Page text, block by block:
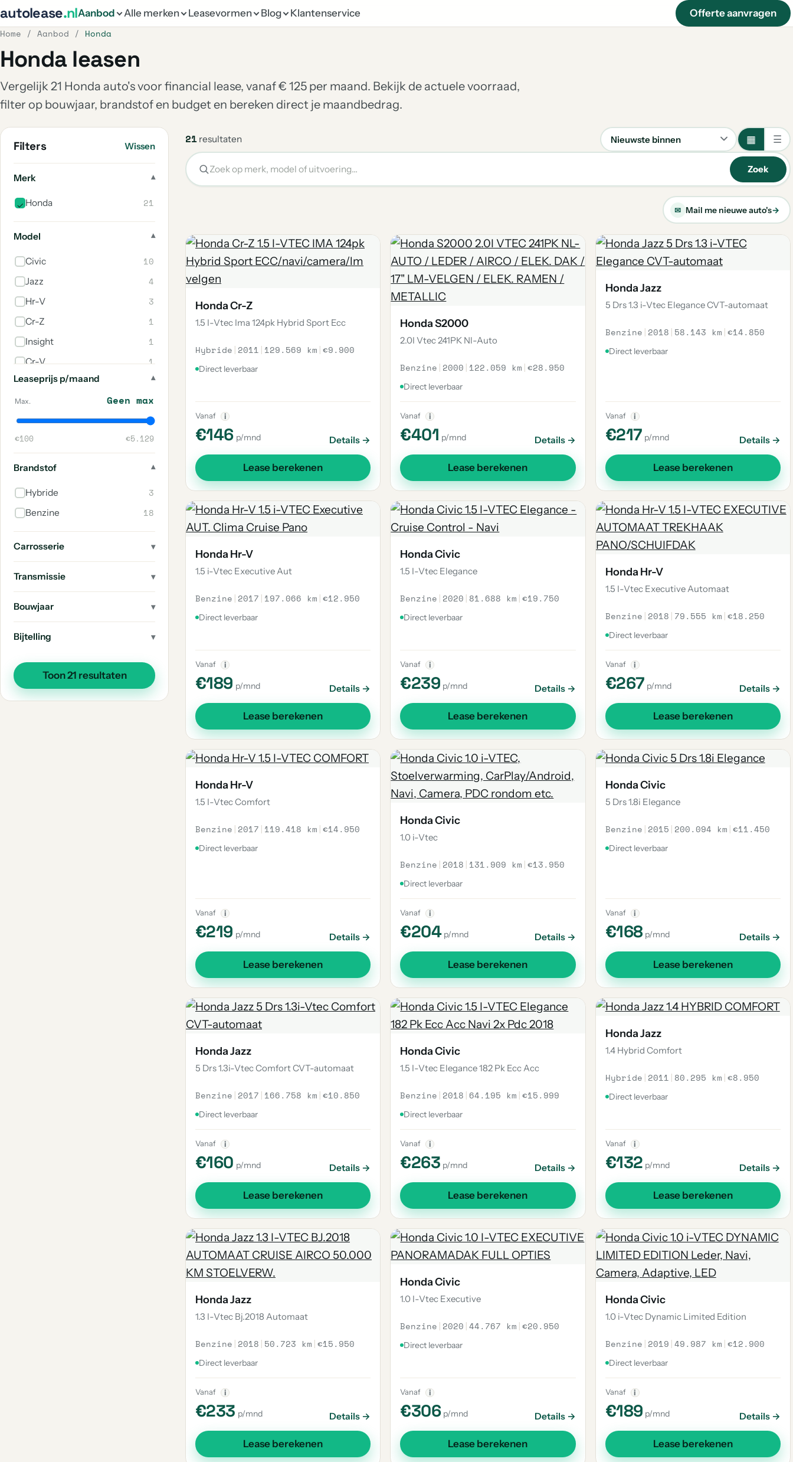
autolease.nlAanbod Alle merken Leasevormen Blog Klantenservice Offerte aanvragen
Home / Aanbod / Honda
Honda leasen
Vergelijk 21 Honda auto's voor financial lease, vanaf € 125 per maand. Bekijk de actuele voorraad,
filter op bouwjaar, brandstof en budget en bereken direct je maandbedrag.
Filters Wissen
Merk
Honda 21
Model
Civic 10
Jazz 4
Hr-V 3
Cr-Z 1
Insight 1
Cr-V 1
S2000 1
Leaseprijs p/maand
Max. Geen max
€100 €5.129
Brandstof
Hybride 3
Benzine 18
Carrosserie
Transmissie
Bouwjaar
Bijtelling
Toon 21 resultaten
21 resultaten
Sorteren
▦ ☰
Zoek
✉ Mail me nieuwe auto's→
Honda Cr-Z
1.5 I-Vtec Ima 124pk Hybrid Sport Ecc
Hybride | 2011 | 129.569 km |€9.900
Direct leverbaar
Vanaf i
€146 p/mnd Details →
Lease berekenen
Honda S2000
2.0I Vtec 241PK Nl-Auto
Benzine | 2000 | 122.059 km |€28.950
Direct leverbaar
Vanaf i
€401 p/mnd Details →
Lease berekenen
Honda Jazz
5 Drs 1.3 i-Vtec Elegance CVT-automaat
Benzine | 2018 | 58.143 km |€14.850
Direct leverbaar
Vanaf i
€217 p/mnd Details →
Lease berekenen
Honda Hr-V
1.5 i-Vtec Executive Aut
Benzine | 2017 | 197.066 km |€12.950
Direct leverbaar
Vanaf i
€189 p/mnd Details →
Lease berekenen
Honda Civic
1.5 I-Vtec Elegance
Benzine | 2020 | 81.688 km |€19.750
Direct leverbaar
Vanaf i
€239 p/mnd Details →
Lease berekenen
Honda Hr-V
1.5 I-Vtec Executive Automaat
Benzine | 2018 | 79.555 km |€18.250
Direct leverbaar
Vanaf i
€267 p/mnd Details →
Lease berekenen
Honda Hr-V
1.5 I-Vtec Comfort
Benzine | 2017 | 119.418 km |€14.950
Direct leverbaar
Vanaf i
€219 p/mnd Details →
Lease berekenen
Honda Civic
1.0 i-Vtec
Benzine | 2018 | 131.909 km |€13.950
Direct leverbaar
Vanaf i
€204 p/mnd Details →
Lease berekenen
Honda Civic
5 Drs 1.8i Elegance
Benzine | 2015 | 200.094 km |€11.450
Direct leverbaar
Vanaf i
€168 p/mnd Details →
Lease berekenen
Honda Jazz
5 Drs 1.3i-Vtec Comfort CVT-automaat
Benzine | 2017 | 166.758 km |€10.850
Direct leverbaar
Vanaf i
€160 p/mnd Details →
Lease berekenen
Honda Civic
1.5 I-Vtec Elegance 182 Pk Ecc Acc
Benzine | 2018 | 64.195 km |€15.999
Direct leverbaar
Vanaf i
€263 p/mnd Details →
Lease berekenen
Honda Jazz
1.4 Hybrid Comfort
Hybride | 2011 | 80.295 km |€8.950
Direct leverbaar
Vanaf i
€132 p/mnd Details →
Lease berekenen
Honda Jazz
1.3 I-Vtec Bj.2018 Automaat
Benzine | 2018 | 50.723 km |€15.950
Direct leverbaar
Vanaf i
€233 p/mnd Details →
Lease berekenen
Honda Civic
1.0 I-Vtec Executive
Benzine | 2020 |44.767 km |€20.950
Direct leverbaar
Vanaf i
€306 p/mnd Details →
Lease berekenen
Honda Civic
1.0 i-Vtec Dynamic Limited Edition
Benzine | 2019 |49.987 km |€12.900
Direct leverbaar
Vanaf i
€189 p/mnd Details →
Lease berekenen